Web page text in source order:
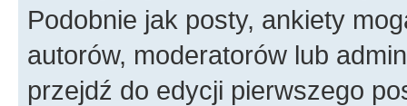
Podobnie jak posty, ankiety
autorów, moderatorów lub
przejdź do edycji pierwszego